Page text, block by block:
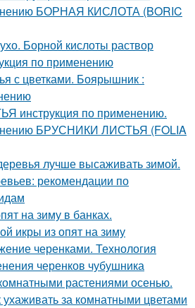
БОРНАЯ КИСЛОТА (BORIC
Борной кислоты раствор
по применению
с цветками. Боярышник :
инструкция по применению.
БРУСНИКИ ЛИСТЬЯ (FOLIA
лучше высаживать зимой.
рекомендации по
на зиму в банках.
икры из опят на зиму
черенками. Технология
черенков чубушника
растениями осенью.
за комнатными цветами